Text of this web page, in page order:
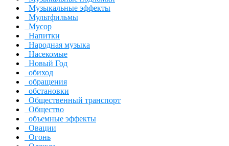
Музыкальные эффекты
Мультфильмы
Мусор
Напитки
Народная музыка
Насекомые
Новый Год
обиход
обращения
обстановки
Общественный транспорт
Общество
объемные эффекты
Овации
Огонь